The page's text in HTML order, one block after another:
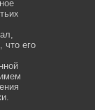
что его